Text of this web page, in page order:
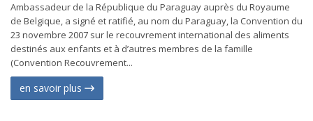
Ambassadeur de la République du Paraguay auprès du Royaume
de Belgique, a signé et ratifié, au nom du Paraguay, la Convention du
23 novembre 2007 sur le recouvrement international des aliments
destinés aux enfants et à d’autres membres de la famille
(Convention Recouvrement...
en savoir plus